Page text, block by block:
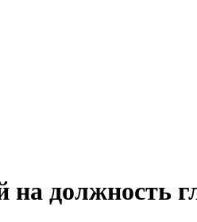
на должность